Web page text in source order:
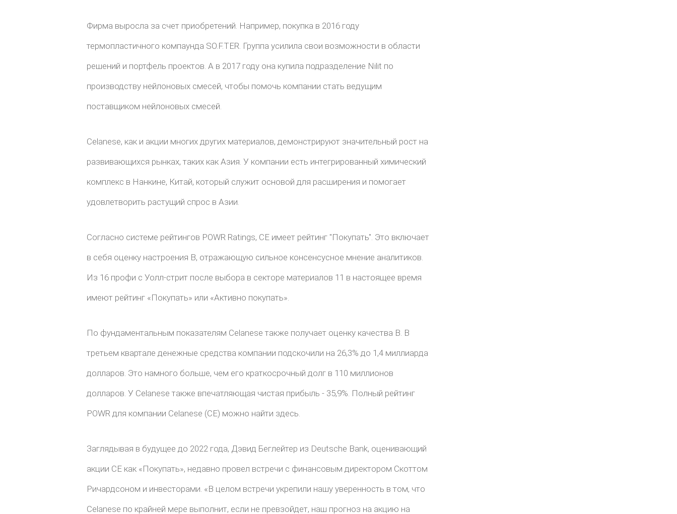
Фирма выросла за счет приобретений. Например, покупка в 2016 году
термопластичного компаунда SO.F.TER. Группа усилила свои возможности в области
решений и портфель проектов. А в 2017 году она купила подразделение Nilit по
производству нейлоновых смесей, чтобы помочь компании стать ведущим
поставщиком нейлоновых смесей.
Celanese, как и акции многих других материалов, демонстрируют значительный рост на
развивающихся рынках, таких как Азия. У компании есть интегрированный химический
комплекс в Нанкине, Китай, который служит основой для расширения и помогает
удовлетворить растущий спрос в Азии.
Согласно системе рейтингов POWR Ratings, CE имеет рейтинг "Покупать". Это включает
в себя оценку настроения B, отражающую сильное консенсусное мнение аналитиков.
Из 16 профи с Уолл-стрит после выбора в секторе материалов 11 в настоящее время
имеют рейтинг «Покупать» или «Активно покупать».
По фундаментальным показателям Celanese также получает оценку качества B. В
третьем квартале денежные средства компании подскочили на 26,3% до 1,4 миллиарда
долларов. Это намного больше, чем его краткосрочный долг в 110 миллионов
долларов. У Celanese также впечатляющая чистая прибыль - 35,9%. Полный рейтинг
POWR для компании Celanese (CE) можно найти здесь.
Заглядывая в будущее до 2022 года, Дэвид Беглейтер из Deutsche Bank, оценивающий
акции CE как «Покупать», недавно провел встречи с финансовым директором Скоттом
Ричардсоном и инвесторами. «В целом встречи укрепили нашу уверенность в том, что
Celanese по крайней мере выполнит, если не превзойдет, наш прогноз на акцию на